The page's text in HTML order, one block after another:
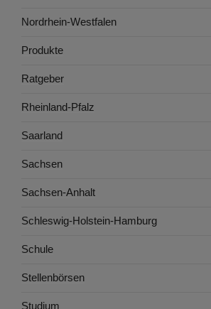
Nordrhein-Westfalen
Produkte
Ratgeber
Rheinland-Pfalz
Saarland
Sachsen
Sachsen-Anhalt
Schleswig-Holstein-Hamburg
Schule
Stellenbörsen
Studium